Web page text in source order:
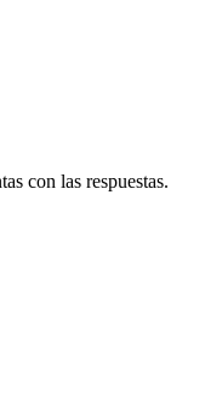
con las respuestas.